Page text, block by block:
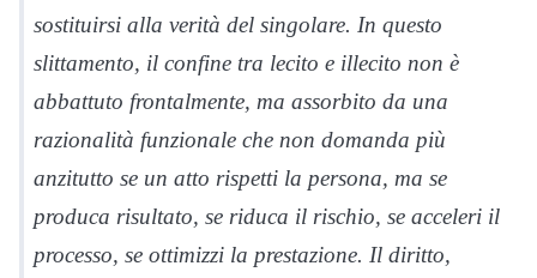
sostituirsi alla verità del singolare. In questo
slittamento, il confine tra lecito e illecito non è
abbattuto frontalmente, ma assorbito da una
razionalità funzionale che non domanda più
anzitutto se un atto rispetti la persona, ma se
produca risultato, se riduca il rischio, se acceleri il
processo, se ottimizzi la prestazione. Il diritto,